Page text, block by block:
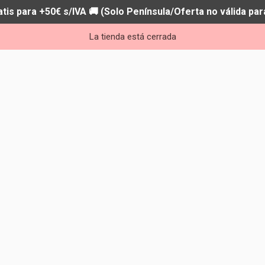
para +50€ s/IVA 🚚 (Solo Península/Oferta no válida
La tienda está cerrada